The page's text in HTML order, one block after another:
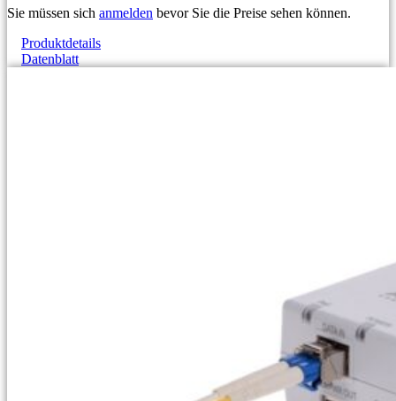
Sie müssen sich anmelden bevor Sie die Preise sehen können.
Produktdetails
Datenblatt